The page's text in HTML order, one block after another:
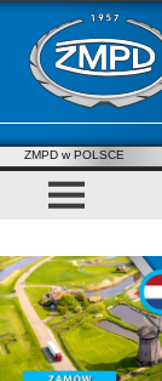
ZMPD w POLSCE